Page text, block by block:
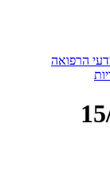
הרפואה